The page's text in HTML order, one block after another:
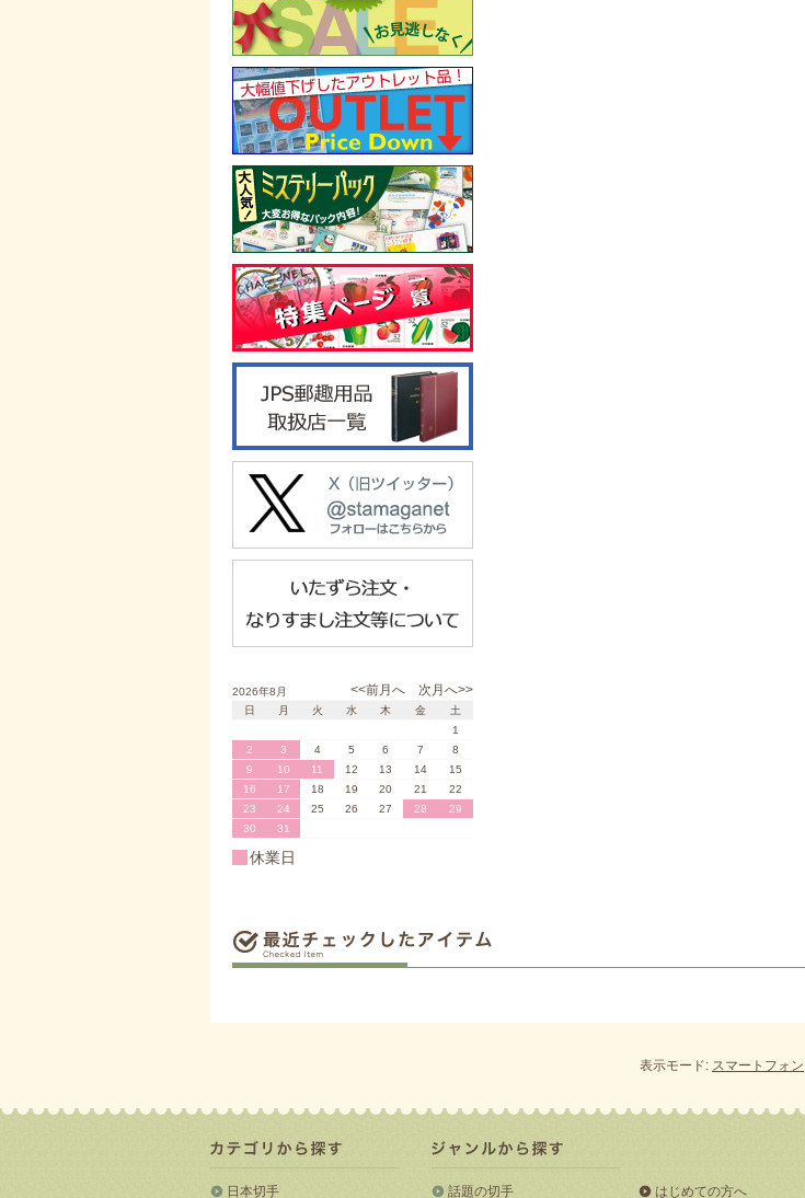
<<前月へ 次月へ>>
2026年8月
日
月 火 水 木 金
土
1
2
3 4 5 6 7
8
9
10 11 12 13 14
15
16
17 18 19 20 21
22
23
24 25 26 27 28
29
30
31
休業日
表示モード: スマートフォン
日本切手 話題の切手 はじめての方へ